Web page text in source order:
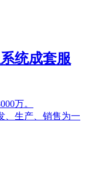
统成套服
万。
、生产、销售为一